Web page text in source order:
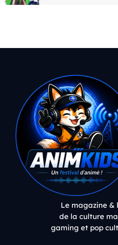
Le magazine &
de la culture
gaming et pop